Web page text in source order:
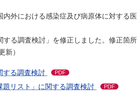
内外における感染症及び病原体に対する
する調査検討」を修正しました。修正箇
新）
する調査検討 PDF
題リスト」に関する調査検討 PDF